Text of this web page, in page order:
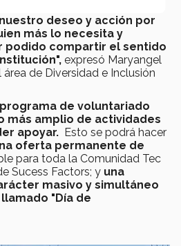
Voluntariado Institucional
deseo y acción por
más lo necesita y
podido compartir el sentido
expresó Maryangel
de Diversidad e Inclusión
de voluntariado
más amplio de actividades
apoyar. Esto se podrá hacer
oferta permanente de
para toda la Comunidad Tec
Sucess Factors; y una
masivo y simultáneo
"Día de